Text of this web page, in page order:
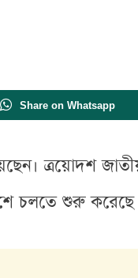
Share on Whatsapp
ত্রয়োদশ জাতীয়
চলতে শুরু করেছে